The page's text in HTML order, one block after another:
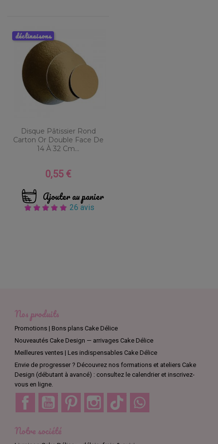
Disque Pâtissier Rond
Carton Or Double Face De
14 À 32 Cm...
Prix
0,55 €
Ajouter au panier
26 avis
déclinaisons
Nos produits
Promotions | Bons plans Cake Délice
Nouveautés Cake Design — arrivages Cake Délice
Meilleures ventes | Les indispensables Cake Délice
Envie de progresser ? Découvrez nos formations et ateliers Cake
Design (débutant à avancé) : consultez le calendrier et inscrivez-
vous en ligne.
Facebook YouTube Pinterest Instagram TikTok
Notre société